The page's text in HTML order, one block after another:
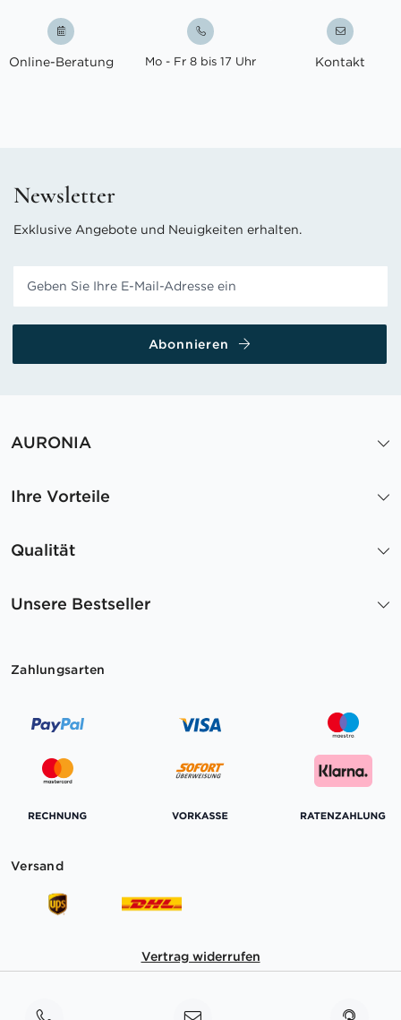
Online-Beratung Mo - Fr 8 bis 17 Uhr Kontakt
Newsletter
Exklusive Angebote und Neuigkeiten erhalten.
Abonnieren
AURONIA
Ihre Vorteile
Qualität
Unsere Bestseller
Zahlungsarten
Versand
Vertrag widerrufen